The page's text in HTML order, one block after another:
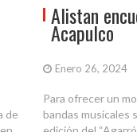
de
Alistan
Acapulco
Enero 26, 2024
Para ofrecer un
bandas musicales